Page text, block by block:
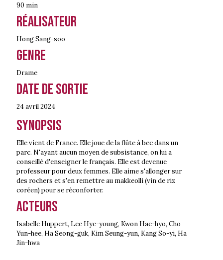
90 min
Réalisateur
Hong Sang-soo
Genre
Drame
Date de sortie
24 avril2024
Synopsis
Elle vient de France. Elle joue de la flûte à bec dans un
parc. N'ayant aucun moyen de subsistance, on lui a
conseillé d'enseigner le français. Elle est devenue
professeur pour deux femmes. Elle aime s'allonger sur
des rochers et s'en remettre au makkeolli (vin de riz
coréen) pour se réconforter.
Acteurs
Isabelle Huppert, Lee Hye-young, Kwon Hae-hyo, Cho
Yun-hee, Ha Seong-guk, Kim Seung-yun, Kang So-yi, Ha
Jin-hwa